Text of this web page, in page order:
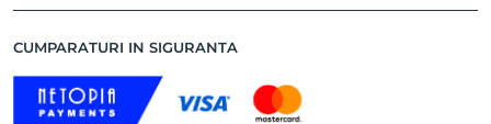
CUMPARATURI IN SIGURANTA